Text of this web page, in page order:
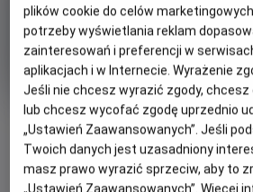
OBSERWUJ
Powrót do
Helios RePlay
Oryginalny
tytuł
Back to the Future
Akcja
Minimalny
wiek
Od 13 lat
Czas
trwania
128 min
WIĘCEJ
plików cookie do celów
potrzeby wyświetlania reklam
zainteresowań i preferencji w
aplikacjach i w Internecie. Wyrażenie
Jeśli nie chcesz wyrazić zgody,
lub chcesz wycofać zgodę uprzednio
„Ustawień Zaawansowanych”. Jeśli
Twoich danych jest uzasadniony
masz prawo wyrazić sprzeciw, aby to
„Ustawień Zaawansowanych”. Więcej